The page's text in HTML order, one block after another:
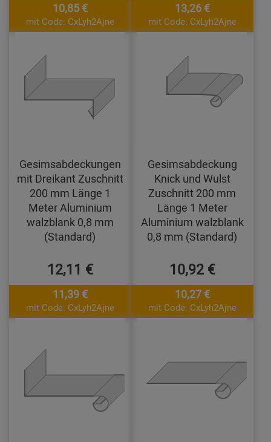
10,85 €
mit Code: CxLyh2Ajne
13,26 €
mit Code: CxLyh2Ajne
Gesimsabdeckungen
mit Dreikant Zuschnitt
200 mm Länge 1
Meter Aluminium
walzblank 0,8 mm
(Standard)
12,11 €
11,39 €
mit Code: CxLyh2Ajne
Gesimsabdeckung
Knick und Wulst
Zuschnitt 200 mm
Länge 1 Meter
Aluminium walzblank
0,8 mm (Standard)
10,92 €
10,27 €
mit Code: CxLyh2Ajne